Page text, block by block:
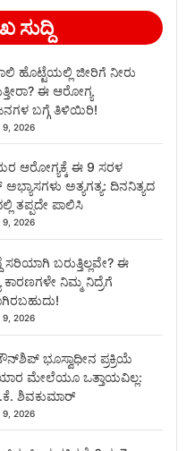
ಸುದ್ದಿ
ಹೊಟ್ಟೆಯಲ್ಲಿ ಜೀರಿಗೆ ನೀರು
ಈ ಆರೋಗ್ಯ
ಬಗ್ಗೆ ತಿಳಿಯಿರಿ!
9, 2026
ಆರೋಗ್ಯಕ್ಕೆ ಈ 9 ಸರಳ
ಅತ್ಯಗತ್ಯ: ದಿನನಿತ್ಯದ
ತಪ್ಪದೇ ಪಾಲಿಸಿ
9, 2026
ಸರಿಯಾಗಿ ಬರುತ್ತಿಲ್ಲವೇ? ಈ
ಕಾರಣಗಳೇ ನಿಮ್ಮ ನಿದ್ರೆಗೆ
9, 2026
ಭೂಸ್ವಾಧೀನ ಪ್ರಕ್ರಿಯೆ
ಮೇಲೆಯೂ ಒತ್ತಾಯವಿಲ್ಲ:
ಶಿವಕುಮಾರ್
9, 2026